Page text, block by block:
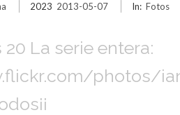
2023 2013-05-07 In: Fotos
20 La serie entera:
photos/